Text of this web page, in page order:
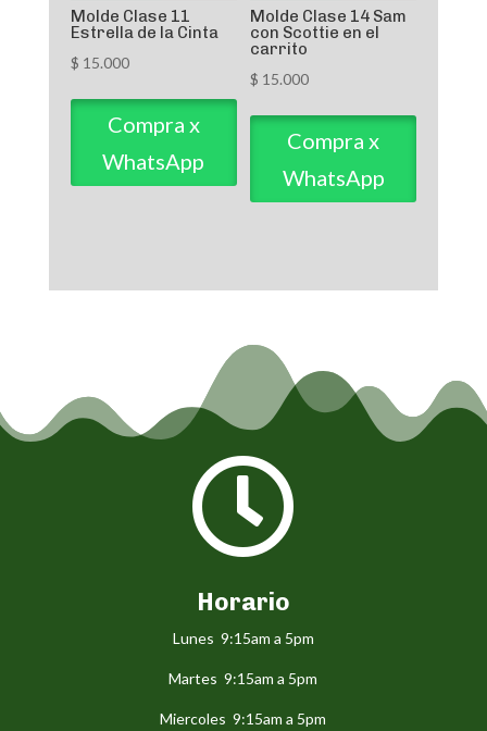
Molde Clase 11
Estrella de la Cinta
$ 15.000
Compra x
WhatsApp
Molde Clase 14 Sam
con Scottie en el
carrito
$ 15.000
Compra x
WhatsApp

Horario
Lunes 9:15am a 5pm
Martes 9:15am a 5pm
Miercoles 9:15am a 5pm